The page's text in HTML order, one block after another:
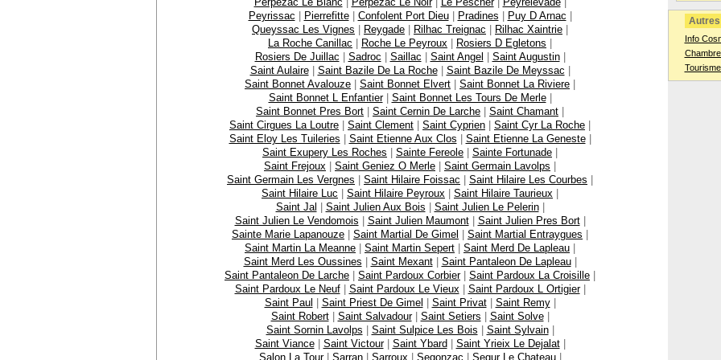
Info
Peyrissac | Pierrefitte| Confolent Port Dieu| Pradines | Puy D Arnac |
Queyssac Les Vignes | Reygade | Rilhac Treignac | Rilhac Xaintrie |
La Roche Canillac | Roche Le Peyroux | Rosiers D Egletons |
Rosiers De Juillac | Sadroc | Saillac | Saint Angel | Saint Augustin|
Saint Aulaire| Saint Bazile De La Roche| Saint Bazile De Meyssac |
Saint Bonnet Avalouze | Saint Bonnet Elvert | Saint Bonnet La Riviere |
Saint Bonnet L Enfantier| Saint Bonnet Les Tours De Merle|
Saint Bonnet Pres Bort | Saint Cernin De Larche | Saint Chamant |
Saint Cirgues La Loutre | Saint Clement | Saint Cyprien | Saint Cyr La Roche |
Saint Eloy Les Tuileries | Saint Etienne Aux Clos | Saint Etienne La Geneste|
Saint Exupery Les Roches | Sainte Fereole | Sainte Fortunade |
Saint Frejoux | Saint Geniez O Merle | Saint Germain Lavolps |
Saint Germain Les Vergnes | Saint Hilaire Foissac | Saint Hilaire Les Courbes |
Saint Hilaire Luc | Saint Hilaire Peyroux | Saint Hilaire Taurieux |
Saint Jal | Saint Julien Aux Bois | Saint Julien Le Pelerin|
Saint Julien Le Vendomois | Saint Julien Maumont| Saint Julien Pres Bort|
Sainte Marie Lapanouze | Saint Martial De Gimel | Saint Martial Entraygues |
Saint Martin La Meanne | Saint Martin Sepert | Saint Merd De Lapleau |
Saint Merd Les Oussines | Saint Mexant| Saint Pantaleon De Lapleau|
Saint Pantaleon De Larche | Saint Pardoux Corbier| Saint Pardoux La Croisille |
Saint Pardoux Le Neuf| Saint Pardoux Le Vieux | Saint Pardoux L Ortigier|
Saint Paul | Saint Priest De Gimel | Saint Privat| Saint Remy|
Saint Robert| Saint Salvadour| Saint Setiers | Saint Solve|
Saint Sornin Lavolps | Saint Sulpice Les Bois | Saint Sylvain|
Saint Viance| Saint Victour| Saint Ybard| Saint Yrieix Le Dejalat|
Salon La Tour| Sarran| Sarroux | Segonzac | Segur Le Chateau|